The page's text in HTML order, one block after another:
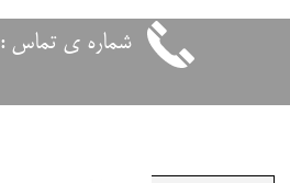
شماره ی تماس : 66723320-021